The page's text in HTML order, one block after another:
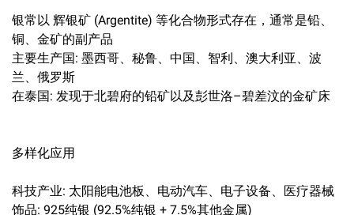
银常以 辉银矿 (Argentite) 等化合物形式存在，通常是铅、
铜、金矿的副产品
主要生产国: 墨西哥、秘鲁、中国、智利、澳大利亚、波
兰、俄罗斯
在泰国: 发现于北碧府的铅矿以及彭世洛–碧差汶的金矿床
多样化应用
科技产业: 太阳能电池板、电动汽车、电子设备、医疗器械
饰品: 925纯银 (92.5%纯银 + 7.5%其他金属)